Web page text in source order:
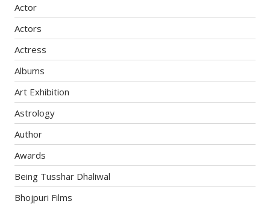
Actor
Actors
Actress
Albums
Art Exhibition
Astrology
Author
Awards
Being Tusshar Dhaliwal
Bhojpuri Films